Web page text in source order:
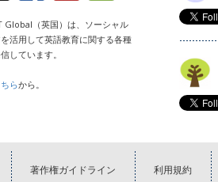
Global（英国）は、ソーシャル
を活用して英語教育に関する各種
しています。
らから。
著作権ガイドライン 利用規約